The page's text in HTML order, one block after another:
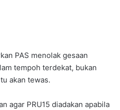
PAS menolak gesaan
tempoh terdekat, bukan
akan tewas.
agar PRU15 diadakan apabila